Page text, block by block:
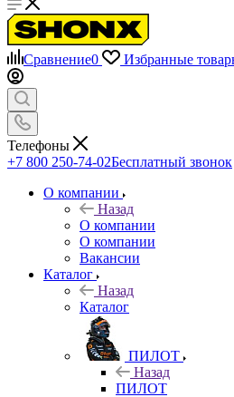
Сравнение0 Избранные
Телефоны
+7 800 250-74-02Бесплатный звонок
О компании
Назад
О компании
О компании
Вакансии
Каталог
Назад
Каталог
ПИЛОТ
Назад
ПИЛОТ